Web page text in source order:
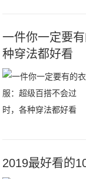
一件你一定要
种穿法都好看
2019最好看的